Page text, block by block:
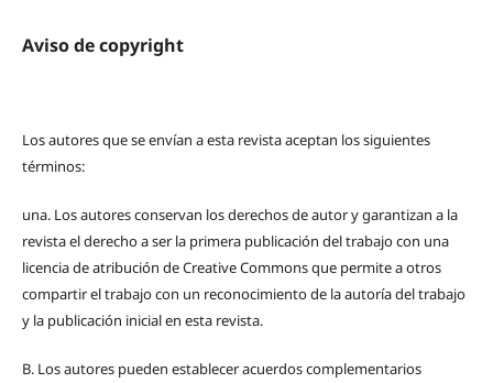
Aviso de copyright
Los autores que se envían a esta revista aceptan los siguientes
términos:
una. Los autores conservan los derechos de autor y garantizan a la
revista el derecho a ser la primera publicación del trabajo con una
licencia de atribución de Creative Commons que permite a otros
compartir el trabajo con un reconocimiento de la autoría del trabajo
y la publicación inicial en esta revista.
B. Los autores pueden establecer acuerdos complementarios